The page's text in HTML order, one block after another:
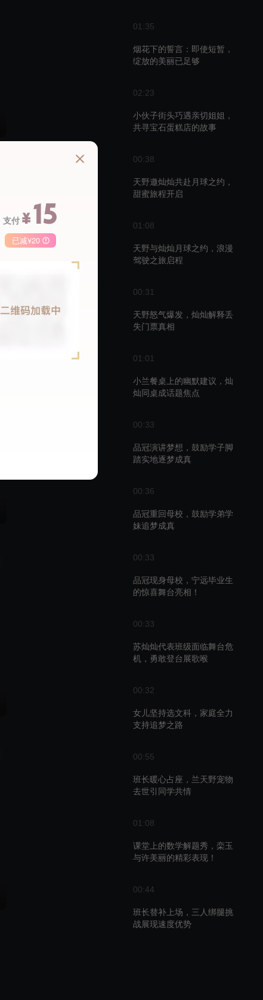
01:35
烟花下的誓言：即使短暂，
绽放的美丽已足够
02:23
小伙子街头巧遇亲切姐姐，
共寻宝石蛋糕店的故事
00:38
天野邀灿灿共赴月球之约，
甜蜜旅程开启
01:08
天野与灿灿月球之约，浪漫
驾驶之旅启程
00:31
天野怒气爆发，灿灿解释丢
失门票真相
01:01
小兰餐桌上的幽默建议，灿
灿同桌成话题焦点
00:33
品冠演讲梦想，鼓励学子脚
踏实地逐梦成真
00:36
品冠重回母校，鼓励学弟学
妹追梦成真
00:33
品冠现身母校，宁远毕业生
的惊喜舞台亮相！
00:33
苏灿灿代表班级面临舞台危
机，勇敢登台展歌喉
00:32
女儿坚持选文科，家庭全力
支持追梦之路
00:55
班长暖心占座，兰天野宠物
去世引同学共情
01:08
课堂上的数学解题秀，栾玉
与许美丽的精彩表现！
00:44
班长替补上场，三人绑腿挑
战展现速度优势
季卡 月卡
50
支付 ¥15
已减¥20